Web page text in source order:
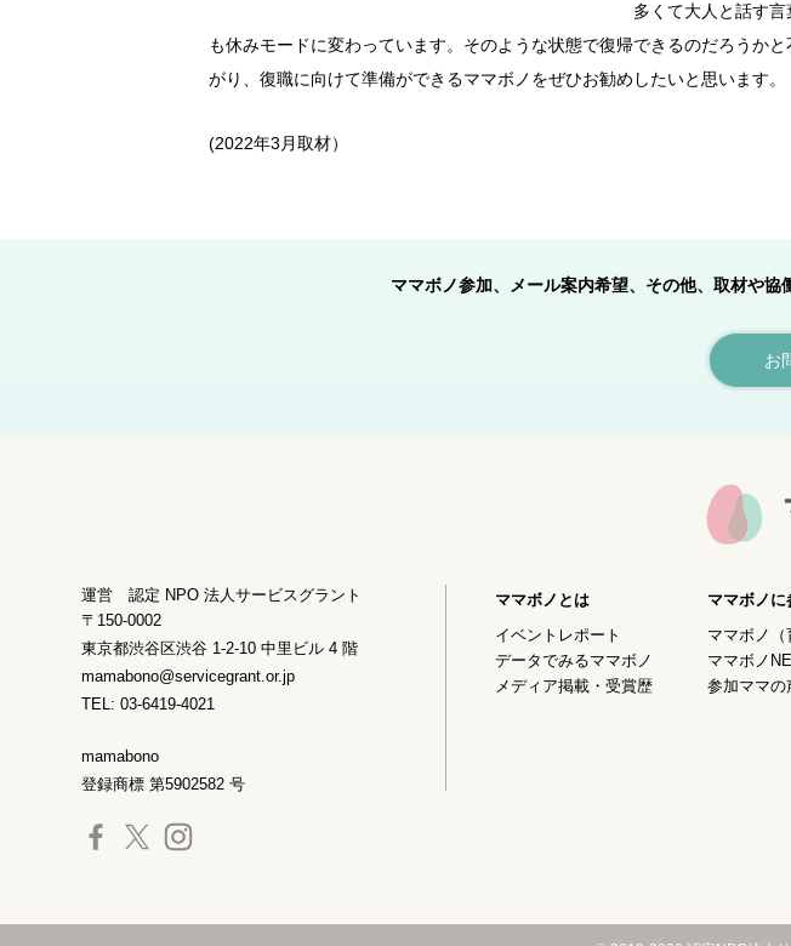
多くて大人と話す
も休みモードに変わっています。そのような状態で復帰できるのだろうか
がり、復職に向けて準備ができるママボノをぜひお勧めしたいと思います。
(2022年3月取材）
ママボノ参加、メール案内希望、その他、取材や協
お
ママボノとは
イベントレポート
データでみるママボノ
メディア掲載・受賞歴
ママボノに
ママボノ（
ママボノ
参加ママの
運営 認定 NPO 法人サービスグラント
〒150-0002
東京都渋谷区渋谷 1-2-10 中里ビル 4 階
mamabono@servicegrant.or.jp
TEL: 03-6419-4021
mamabono
登録商標 第5902582 号